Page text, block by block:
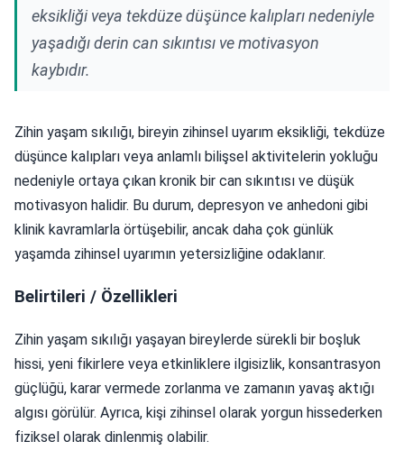
eksikliği veya tekdüze düşünce kalıpları nedeniyle
yaşadığı derin can sıkıntısı ve motivasyon
kaybıdır.
Zihin yaşam sıkılığı, bireyin zihinsel uyarım eksikliği, tekdüze
düşünce kalıpları veya anlamlı bilişsel aktivitelerin yokluğu
nedeniyle ortaya çıkan kronik bir can sıkıntısı ve düşük
motivasyon halidir. Bu durum, depresyon ve anhedoni gibi
klinik kavramlarla örtüşebilir, ancak daha çok günlük
yaşamda zihinsel uyarımın yetersizliğine odaklanır.
Belirtileri / Özellikleri
Zihin yaşam sıkılığı yaşayan bireylerde sürekli bir boşluk
hissi, yeni fikirlere veya etkinliklere ilgisizlik, konsantrasyon
güçlüğü, karar vermede zorlanma ve zamanın yavaş aktığı
algısı görülür. Ayrıca, kişi zihinsel olarak yorgun hissederken
fiziksel olarak dinlenmiş olabilir.